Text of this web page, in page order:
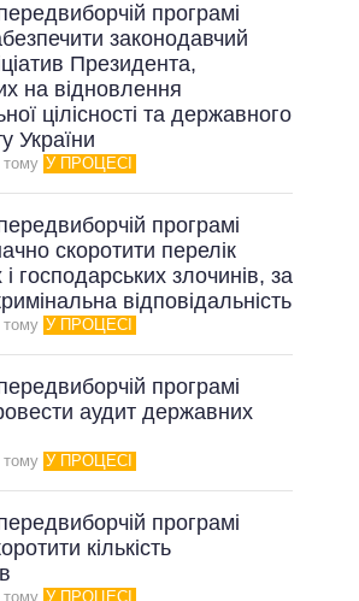
програмі
законодавчий
Президента,
на відновлення
цілісності та державного
України
тому У ПРОЦЕСІ
програмі
скоротити перелік
господарських злочинів, за
відповідальність
тому У ПРОЦЕСІ
програмі
аудит державних
тому У ПРОЦЕСІ
програмі
кількість
тому У ПРОЦЕСІ